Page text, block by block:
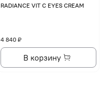
RADIANCE VIT C EYES CREAM
4 840 ₽
В корзину